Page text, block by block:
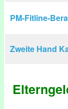
PM-Fitline-
Zweite Hand